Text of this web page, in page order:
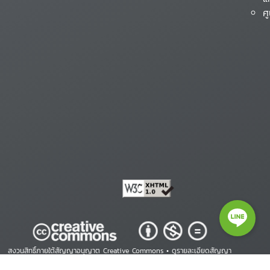
สงวนสิทธิ์ภายใต้สัญญาอนุญาต Creative Commons •ดูรายละเอียดสัญญา